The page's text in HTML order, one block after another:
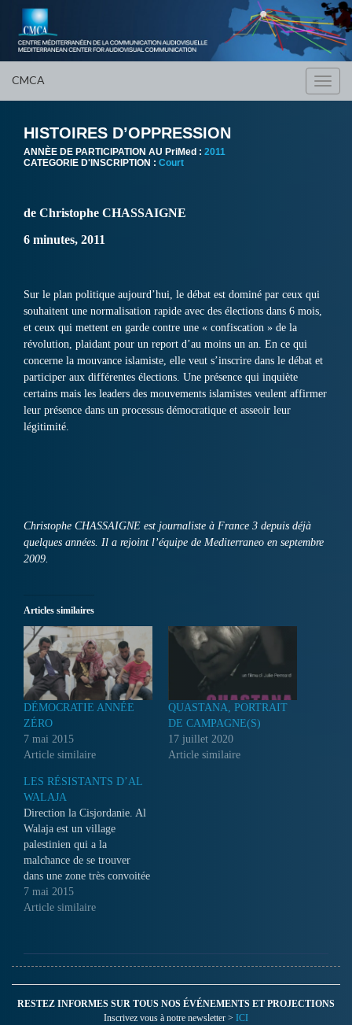
CMCA
HISTOIRES D’OPPRESSION
ANNÈE DE PARTICIPATION AU PriMed : 2011
CATEGORIE D'INSCRIPTION : Court
de Christophe CHASSAIGNE
6 minutes, 2011
Sur le plan politique aujourd’hui, le débat est dominé par ceux qui
souhaitent une normalisation rapide avec des élections dans 6 mois,
et ceux qui mettent en garde contre une « confiscation » de la
révolution, plaidant pour un report d’au moins un an. En ce qui
concerne la mouvance islamiste, elle veut s’inscrire dans le débat et
participer aux différentes élections. Une présence qui inquiète
certains mais les leaders des mouvements islamistes veulent affirmer
leur présence dans un processus démocratique et asseoir leur
légitimité.
Christophe CHASSAIGNE est journaliste à France 3 depuis déjà
quelques années. Il a rejoint l’équipe de Mediterraneo en septembre
2009.
Articles similaires
DÉMOCRATIE ANNÉE
ZÉRO
7 mai 2015
Article similaire
QUASTANA, PORTRAIT
DE CAMPAGNE(S)
17 juillet 2020
Article similaire
LES RÉSISTANTS D’AL
WALAJA
Direction la Cisjordanie. Al
Walaja est un village
palestinien qui a la
malchance de se trouver
dans une zone très convoitée
par l'Etat Israélien : le sud
de Jérusalem. Son territoire,
la construction des colonies.
Aujourd'hui…
7 mai 2015
Article similaire
RESTEZ INFORMES SUR TOUS NOS ÉVÉNEMENTS ET PROJECTIONS
Inscrivez vous à notre newsletter > ICI